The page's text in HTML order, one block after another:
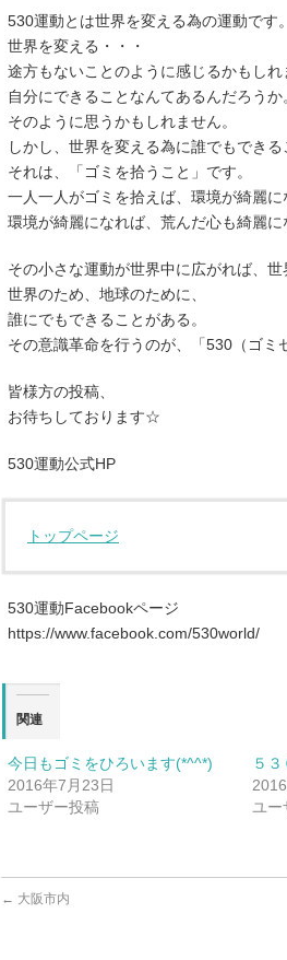
530運動とは世界を変える為の運動です。
世界を変える・・・
途方もないことのように感じるかもしれ
自分にできることなんてあるんだろうか
そのように思うかもしれません。
しかし、世界を変える為に誰でもできる
それは、「ゴミを拾うこと」です。
一人一人がゴミを拾えば、環境が綺麗に
環境が綺麗になれば、荒んだ心も綺麗に
その小さな運動が世界中に広がれば、世
世界のため、地球のために、
誰にでもできることがある。
その意識革命を行うのが、「530（ゴミ
皆様方の投稿、
お待ちしております☆
530運動公式HP
トップページ
530運動Facebookページ
https://www.facebook.com/530world/
関連
今日もゴミをひろいます(*^^*)
2016年7月23日
ユーザー投稿
５
ユ
← 大阪市内